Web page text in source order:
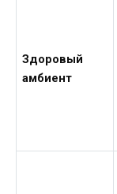
Здоровый
амбиент